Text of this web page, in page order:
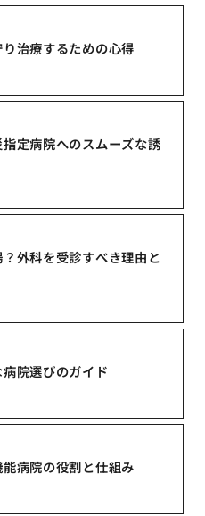
治療するための心得
定病院へのスムーズな誘
外科を受診すべき理由と
院選びのガイド
病院の役割と仕組み